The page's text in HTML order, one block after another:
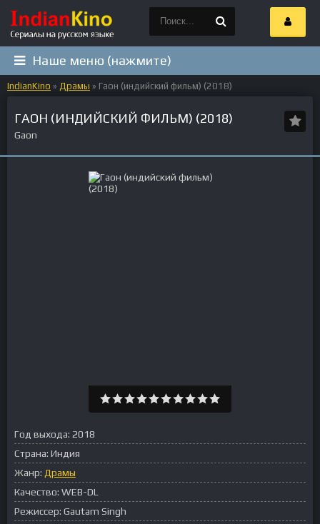
Наше меню (нажмите)
IndianKino » Драмы » Гаон (индийский фильм) (2018)
ГАОН (ИНДИЙСКИЙ ФИЛЬМ) (2018)
Gaon
Год выхода: 2018
Страна: Индия
Жанр: Драмы
Качество: WEB-DL
Режиссер: Gautam Singh